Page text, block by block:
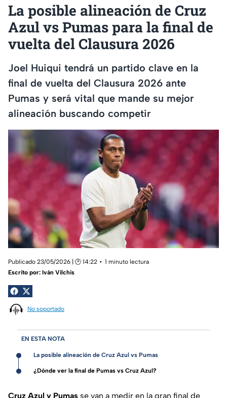
La posible alineación de Cruz
Azul vs Pumas para la final de
vuelta del Clausura 2026
Joel Huiqui tendrá un partido clave en la
final de vuelta del Clausura 2026 ante
Pumas y será vital que mande su mejor
alineación buscando competir
Publicado 23/05/2026 | 🕑 14:22
1 minuto lectura
Escrito por: Iván Vilchis
No soportado
EN ESTA NOTA
La posible alineación de Cruz Azul vs Pumas
¿Dónde ver la final de Pumas vs Cruz Azul?
Cruz Azul y Pumas se van a medir en la gran final de